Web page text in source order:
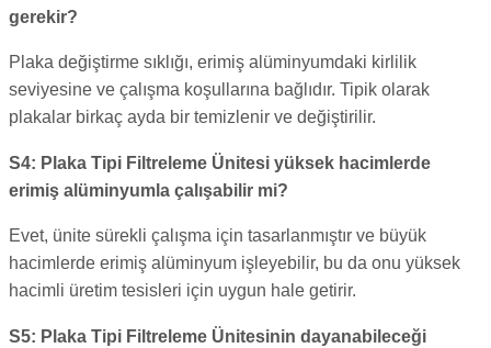
gerekir?
Plaka değiştirme sıklığı, erimiş alüminyumdaki kirlilik
seviyesine ve çalışma koşullarına bağlıdır. Tipik olarak
plakalar birkaç ayda bir temizlenir ve değiştirilir.
S4: Plaka Tipi Filtreleme Ünitesi yüksek hacimlerde
erimiş alüminyumla çalışabilir mi?
Evet, ünite sürekli çalışma için tasarlanmıştır ve büyük
hacimlerde erimiş alüminyum işleyebilir, bu da onu yüksek
hacimli üretim tesisleri için uygun hale getirir.
S5: Plaka Tipi Filtreleme Ünitesinin dayanabileceği